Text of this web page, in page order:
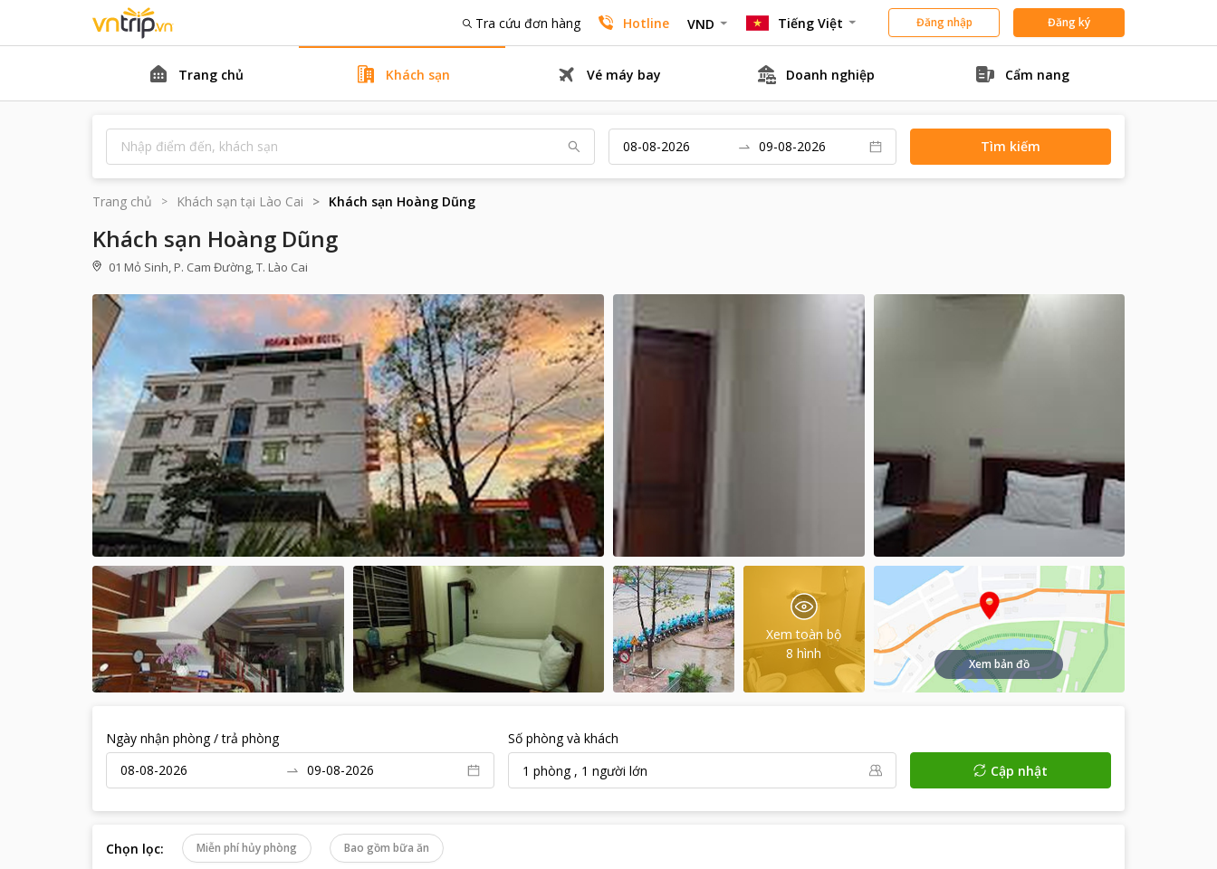
Tra cứu đơn hàng Hotline VND Tiếng Việt Đăng nhập Đăng ký
Trang chủ Khách sạn Vé máy bay Doanh nghiệp Cẩm nang
Tìm kiếm
Trang chủ Khách sạn tại Lào Cai Khách sạn Hoàng Dũng
Khách sạn Hoàng Dũng
01 Mỏ Sinh, P. Cam Đường, T. Lào Cai
Xem toàn bộ
8 hình
Xem bản đồ
Ngày nhận phòng / trả phòng
Số phòng và khách
1 phòng, 1 người lớn Cập nhật
Chọn lọc: Miễn phí hủy phòng Bao gồm bữa ăn